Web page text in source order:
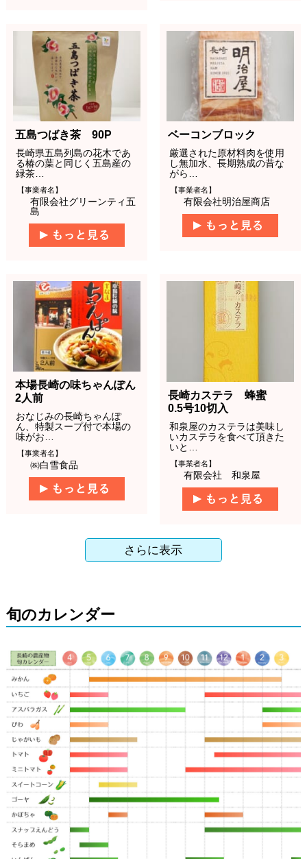
五島つばき茶 90P
長崎県五島列島の花木であ
る椿の葉と同じく五島産の
緑茶…
【事業者名】
有限会社グリーンティ五
島
ベーコンブロック
厳選された原材料肉を使用
し無加水、長期熟成の昔な
がら…
【事業者名】
有限会社明治屋商店
本場長崎の味ちゃんぽん
2人前
おなじみの長崎ちゃんぽ
ん、特製スープ付で本場の
味がお…
【事業者名】
㈱白雪食品
長崎カステラ 蜂蜜
0.5号10切入
和泉屋のカステラは美味し
いカステラを食べて頂きた
いと…
【事業者名】
有限会社 和泉屋
さらに表示
旬のカレンダー